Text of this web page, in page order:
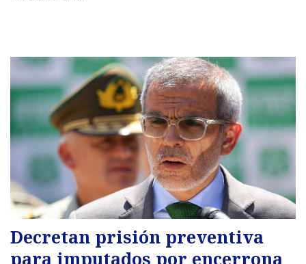
Decretan prisión preventiva
para imputados por encerrona